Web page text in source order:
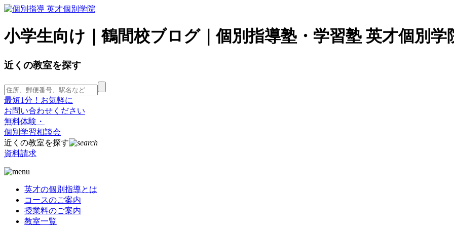
小学生向け｜鶴間校ブログ｜個別指導塾・学習塾 英才個別学
近くの教室を探す
最短1分！お気軽に
お問い合わせください
無料体験・
個別学習相談会
近くの教室を探す
資料請求
英才の個別指導とは
コースのご案内
授業料のご案内
教室一覧